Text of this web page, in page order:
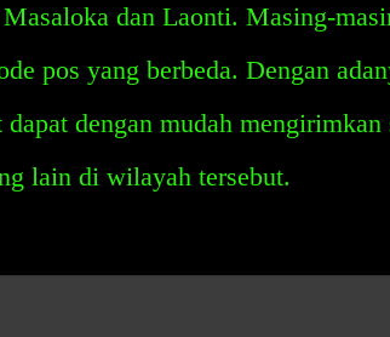
dan Laonti. Masing-
pos yang berbeda. Dengan
dapat dengan mudah mengirimkan
lain di wilayah tersebut.